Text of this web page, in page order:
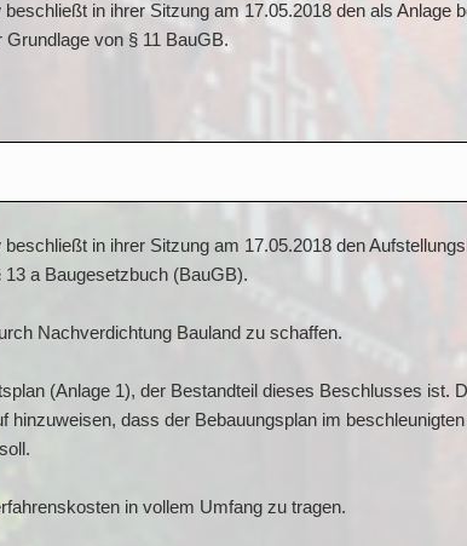
in ihrer Sitzung am 17.05.2018 den als Anlage
Grundlage von § 11 BauGB.
in ihrer Sitzung am 17.05.2018 den
a Baugesetzbuch (BauGB).
Nachverdichtung Bauland zu schaffen.
(Anlage 1), der Bestandteil dieses Beschlusses ist.
hinzuweisen, dass der Bebauungsplan im
in vollem Umfang zu tragen.